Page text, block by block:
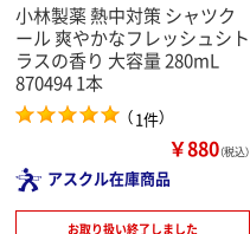
小林製薬 熱中対策 シャツク
ール 爽やかなフレッシュシト
ラスの香り 大容量 280mL
870494 1本
（1件）
￥880（税込）
アスクル在庫商品
お取り扱い終了しました